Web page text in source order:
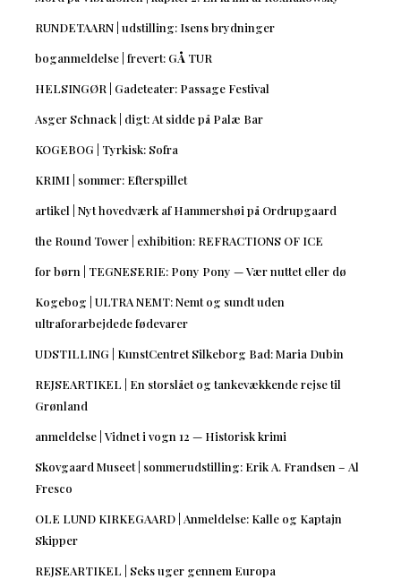
RUNDETAARN | udstilling: Isens brydninger
boganmeldelse | frevert: GÅ TUR
HELSINGØR | Gadeteater: Passage Festival
Asger Schnack | digt: At sidde på Palæ Bar
KOGEBOG | Tyrkisk: Sofra
KRIMI | sommer: Efterspillet
artikel | Nyt hovedværk af Hammershøi på Ordrupgaard
the Round Tower | exhibition: REFRACTIONS OF ICE
for børn | TEGNESERIE: Pony Pony — Vær nuttet eller dø
Kogebog | ULTRA NEMT: Nemt og sundt uden
ultraforarbejdede fødevarer
UDSTILLING | KunstCentret Silkeborg Bad: Maria Dubin
REJSEARTIKEL | En storslået og tankevækkende rejse til
Grønland
anmeldelse | Vidnet i vogn 12 — Historisk krimi
Skovgaard Museet | sommerudstilling: Erik A. Frandsen – Al
Fresco
OLE LUND KIRKEGAARD | Anmeldelse: Kalle og Kaptajn
Skipper
REJSEARTIKEL | Seks uger gennem Europa